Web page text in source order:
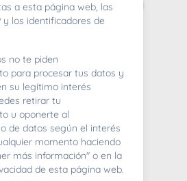
sentimos mucho.
a esta página web, las
y los identificadores de
no te piden
para procesar tus datos y
su legítimo interés
retirar tu
u oponerte al
de datos según el interés
momento haciendo
más información" o en la
de esta página web.